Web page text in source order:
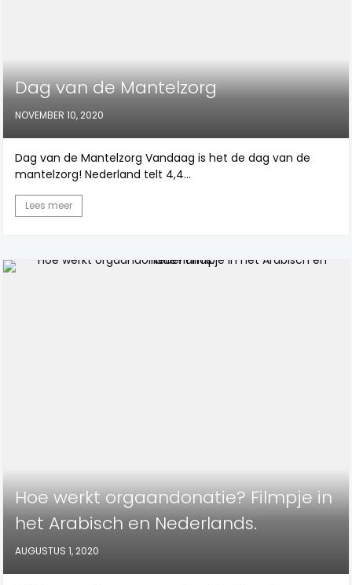
Dag van de Mantelzorg
NOVEMBER 10, 2020
Dag van de Mantelzorg Vandaag is het de dag van de
mantelzorg! Nederland telt 4,4...
Lees meer
Hoe werkt orgaandonatie? Filmpje in
het Arabisch en Nederlands.
AUGUSTUS 1, 2020